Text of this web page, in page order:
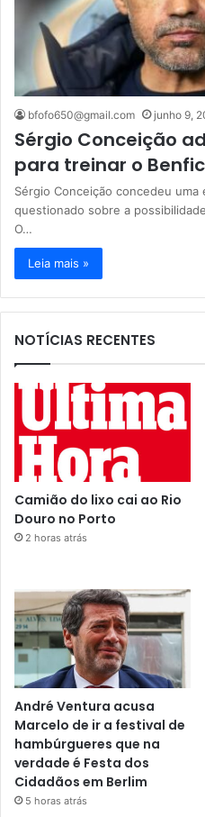
bfofo650@gmail.com junho 9,
Sérgio Conceição
para treinar o
Sérgio Conceição concedeu uma
questionado sobre a
O…
Leia mais »
NOTÍCIAS RECENTES
Camião do lixo cai ao Rio
Douro no Porto
2 horas atrás
André Ventura acusa
Marcelo de ir a festival de
hambúrgueres que na
verdade é Festa dos
Cidadãos em Berlim
5 horas atrás